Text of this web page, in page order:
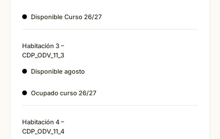
Disponible Curso 26/27
Habitación 3 –
CDP_ODV_11_3
Disponible agosto
Ocupado curso 26/27
Habitación 4 –
CDP_ODV_11_4